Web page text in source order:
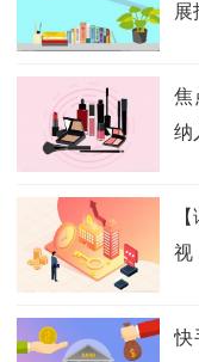
展
焦
纳
视
快